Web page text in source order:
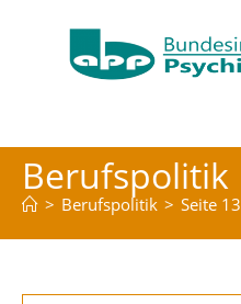
Berufspolitik
> Berufspolitik > Seite 13